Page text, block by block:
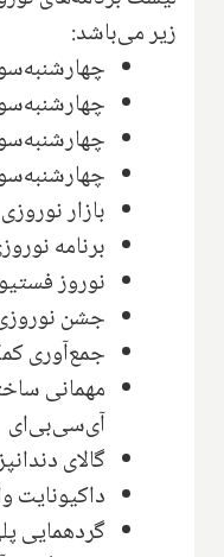
زیر می‌باشد:
بازار
برنامه
نوروز
جشن
جمع‌آوری
مهمانی
آی‌سی‌بی‌ای
گالای
داکیونایت
گردهمایی